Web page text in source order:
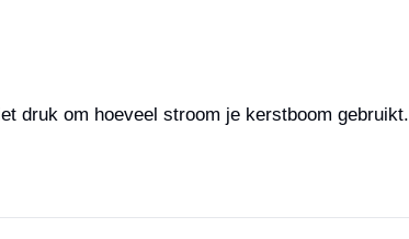
druk om hoeveel stroom je kerstboom gebruikt.